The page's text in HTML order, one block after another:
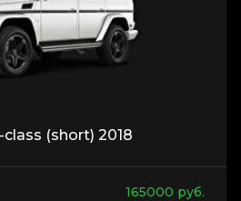
(short) 2018
165000 руб.